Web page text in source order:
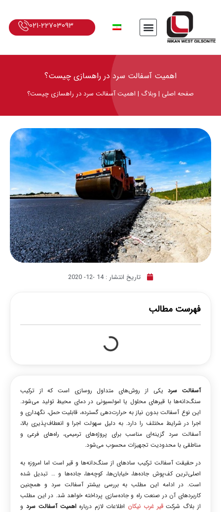
021-22703093
اهمیت آسفالت سرد در راهسازی چیست؟
صفحه اصلی |وبلاگ | اهمیت آسفالت سرد در راهسازی چیست؟
تاریخ انتشار :14 -12- 2020
فهرست مطالب
آسفالت سردیکی از روش‌های متداول روسازی است که از ترکیب
سنگ‌دانه‌ها با قیرهای محلول یا امولسیونی در دمای محیط تولید می‌شود.
این نوع آسفالت بدون نیاز به حرارت‌دهی گسترده، قابلیت حمل، نگهداری و
اجرا در شرایط مختلف را دارد. به دلیل سهولت اجرا و انعطاف‌پذیری بالا،
آسفالت سرد گزینه‌ای مناسب برای پروژه‌های ترمیمی، راه‌های فرعی و
مناطقی با محدودیت تجهیزات محسوب می‌شود.
در حقیقت آسفالت ترکیب ساده‎ای از سنگ‌دانه‌ها و قیر است اما امروزه به
اصلی‌ترین کف‌پوش جاده‌ها، خیابان‌ها، کوچه‌ها، جاده‌ها و … تبدیل شده
است. در ادامه این مطلب به بررسی بیشتر آسفالت سرد و همچنین
کاربردهای آن در صنعت راه و جاده‌سازی پرداخته خواهد شد. در این مطلب
از بلاگ شرکتقیر غرب نیکان اطلاعات لازم دربارهاهمیت آسفالت سرد و